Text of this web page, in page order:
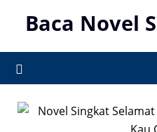
contentBaca Novel